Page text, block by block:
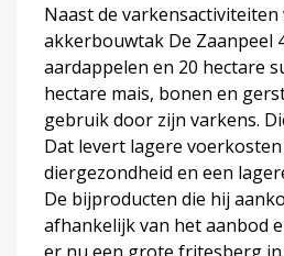
Naast de
akkerbouwtak De Zaanpeel
aardappelen en 20 hectare
hectare mais, bonen en
gebruik door zijn varkens.
Dat levert lagere
diergezondheid en een
De bijproducten die hij
afhankelijk van het aanbod